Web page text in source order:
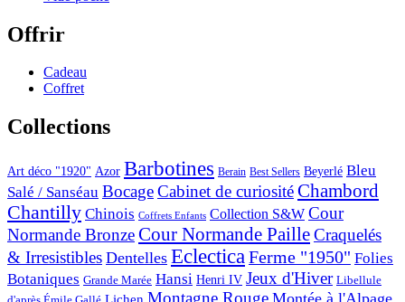
Offrir
Cadeau
Coffret
Collections
Art déco "1920" Azor Barbotines Berain Best Sellers Beyerlé Bleu
Salé / Sanséau BocageCabinet de curiositéChambord
Chantilly Chinois Coffrets Enfants Collection S&W Cour
Normande BronzeCour Normande PailleCraquelés
& Irresistibles Dentelles EclecticaFerme "1950" Folies
Botaniques Grande Marée Hansi Henri IV Jeux d'Hiver Libellule
Montagne Rouge